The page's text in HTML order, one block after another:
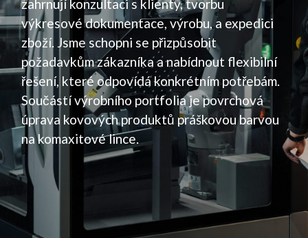
zahrnují konzultaci s klienty, tvorbu
výkresové dokumentace, výrobu, a expedici
zboží. Jsme schopni se přizpůsobit
požadavkům zákazníka a nabídnout flexibilní
řešení, které odpovídá konkrétním potřebám.
Součástí výrobního portfolia je povrchová
úprava kovových produktů práškovou barvou
na komaxitové lince.